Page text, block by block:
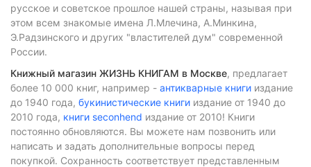
русское и советское прошлое нашей страны, называя при
этом всем знакомые имена Л.Млечина, А.Минкина,
Э.Радзинского и других "властителей дум" современной
России.
Книжный магазин ЖИЗНЬ КНИГАМ в Москве, предлагает
более 10 000 книг, например - антикварные книги издание
до 1940 года, букинистические книги издание от 1940 до
2010 года, книги seconhend издание от 2010! Книги
постоянно обновляются. Вы можете нам позвонить или
написать и задать дополнительные вопросы перед
покупкой. Сохранность соответствует представленным